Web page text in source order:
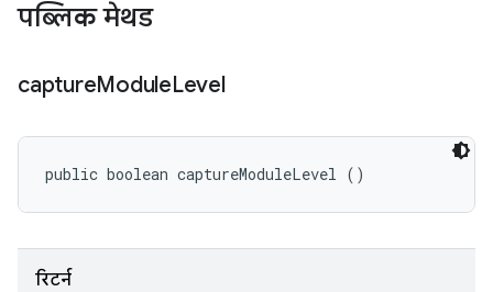
पब्लिक मेथड
captureModuleLevel
public boolean captureModuleLevel ()
रिटर्न